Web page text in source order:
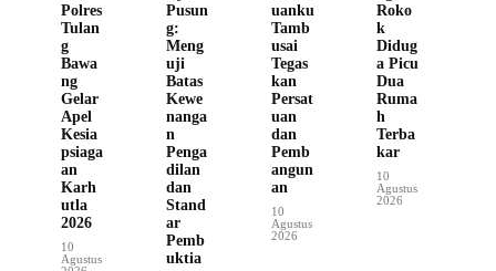
Polres
Tulan
g
Bawa
ng
Gelar
Apel
Kesia
psiaga
an
Karh
utla
2026
10
Agustus
Pusun
g:
Meng
uji
Batas
Kewe
nanga
n
Penga
dilan
dan
Stand
ar
Pemb
uktia
uanku
Tamb
usai
Tegas
kan
Persat
uan
dan
Pemb
angun
an
10
Agustus
2026
Roko
k
Didug
a Picu
Dua
Ruma
h
Terba
kar
10
Agustus
2026